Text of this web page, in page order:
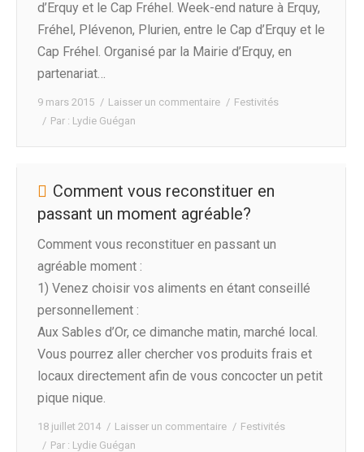
d’Erquy et le Cap Fréhel. Week-end nature à Erquy,
Fréhel, Plévenon, Plurien, entre le Cap d’Erquy et le
Cap Fréhel. Organisé par la Mairie d’Erquy, en
partenariat…
9 mars 2015 Laisser un commentaire
Festivités
Par : Lydie Guégan
Comment vous reconstituer en
passant un moment agréable?
Comment vous reconstituer en passant un
agréable moment :
1) Venez choisir vos aliments en étant conseillé
personnellement :
Aux Sables d’Or, ce dimanche matin, marché local.
Vous pourrez aller chercher vos produits frais et
locaux directement afin de vous concocter un petit
pique nique.
18 juillet 2014 Laisser un commentaire
Festivités
Par : Lydie Guégan